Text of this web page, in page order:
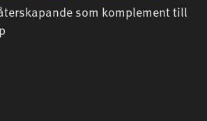
som komplement till